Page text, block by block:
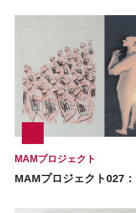
MAMプロジェクト
MAMプロジェクト027：